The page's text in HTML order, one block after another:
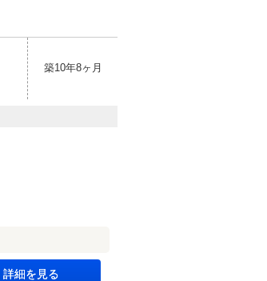
築10年8ヶ月
詳細を見る